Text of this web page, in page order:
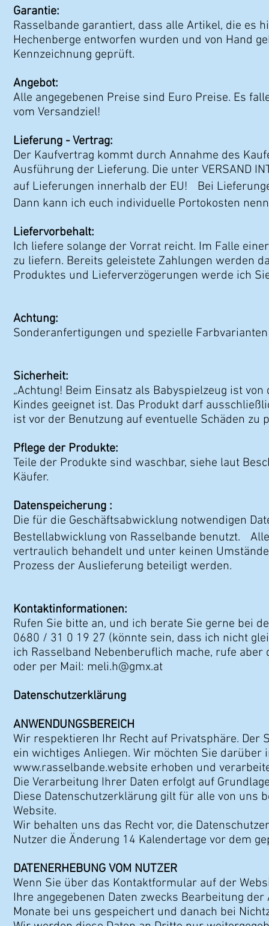
Garantie:
Rasselbande garantiert, dass alle Artikel, die es
Hechenberge entworfen wurden und von Hand
Kennzeichnung geprüft.
Angebot:
Alle angegebenen Preise sind Euro Preise. Es
vom Versandziel!
Lieferung - Vertrag:
Der Kaufvertrag kommt durch Annahme des
Ausführung der Lieferung. Die unter VERSAND
auf Lieferungen innerhalb der EU! Bei
Dann kann ich euch individuelle Portokosten
Liefervorbehalt:
Ich liefere solange der Vorrat reicht. Im Falle
zu liefern. Bereits geleistete Zahlungen werden
Produktes und Lieferverzögerungen werde ich
Achtung:
Sonderanfertigungen und spezielle
Sicherheit:
„Achtung! Beim Einsatz als Babyspielzeug ist
Kindes geeignet ist. Das Produkt darf
ist vor der Benutzung auf eventuelle Schäden zu
Pflege der Produkte:
Teile der Produkte sind waschbar, siehe laut
Käufer.
Datenspeicherung :
Die für die Geschäftsabwicklung notwendigen
Bestellabwicklung von Rasselbande benutzt.
vertraulich behandelt und unter keinen
Prozess der Auslieferung beteiligt werden.
Kontaktinformationen:
Rufen Sie bitte an, und ich berate Sie gerne bei
0680 / 31 0 19 27 (könnte sein, dass ich nicht
ich Rasselband Nebenberuflich mache, rufe aber
oder per Mail: meli.h@gmx.at
Datenschutzerklärung
ANWENDUNGSBEREICH
Wir respektieren Ihr Recht auf Privatsphäre.
ein wichtiges Anliegen. Wir möchten Sie
www.rasselbande.website erhoben und
Die Verarbeitung Ihrer Daten erfolgt auf
Diese Datenschutzerklärung gilt für alle von uns
Website.
Wir behalten uns das Recht vor, die
Nutzer die Änderung 14 Kalendertage vor dem
DATENERHEBUNG VOM NUTZER
Wenn Sie über das Kontaktformular auf der
Ihre angegebenen Daten zwecks Bearbeitung
Monate bei uns gespeichert und danach bei